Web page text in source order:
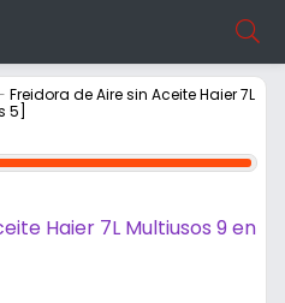
Freidora de Aire sin Aceite Haier 7L
5]